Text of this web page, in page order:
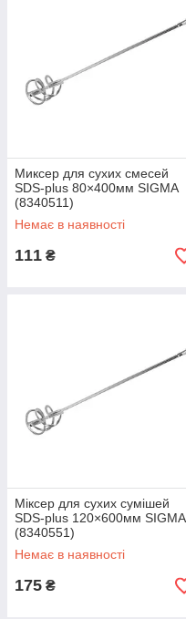
Миксер для сухих смесей
SDS-plus 80×400мм SIGMA
(8340511)
Немає в наявності
111 ₴
Міксер для сухих сумішей
SDS-plus 120×600мм SIGMA
(8340551)
Немає в наявності
175 ₴